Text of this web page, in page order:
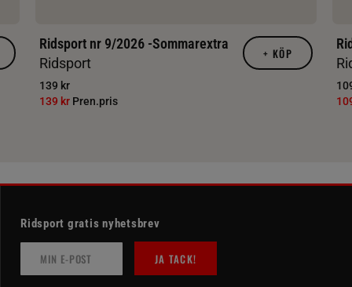
Ridsport nr 9/2026 -Sommarextra
Ridsport
139 kr
139 kr Pren.pris
+ KÖP
Ridsport gratis nyhetsbrev
JA TACK!